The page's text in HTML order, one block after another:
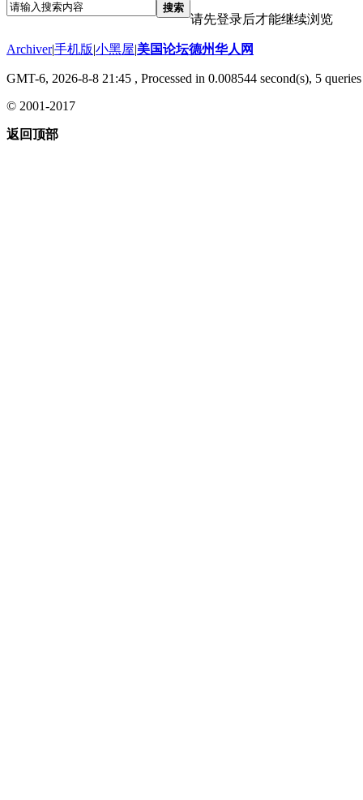
搜索
请先登录后才能继续浏览
Archiver|手机版|小黑屋|美国论坛德州华人网
GMT-6, 2026-8-8 21:45 , Processed in 0.008544 second(s), 5
© 2001-2017
返回顶部